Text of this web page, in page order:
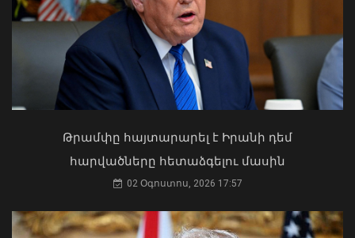
ՀՀ-ն և Ադրբեջանը ճանապարհ են
բացել կայուն և անդառնալի
Կաթողիկոսը պետք է օրենքի առաջ
կանգնի, եթե հանցանք է գործել, կամ
արտաքին ազդեցության գործակալ
դարձել. աստվածաբան
07 Օգոստոս, 2026 17:03
Թրամփը հայտարարել է Իրանի դեմ
հարվածները հետաձգելու մասին
02 Օգոստոս, 2026 17:57